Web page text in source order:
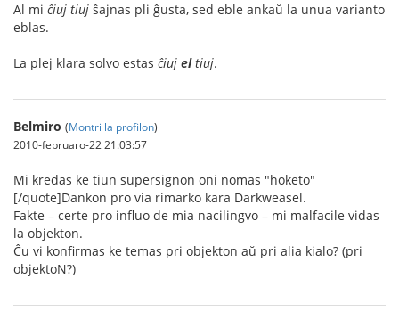
Al mi ĉiuj tiuj ŝajnas pli ĝusta, sed eble ankaŭ la unua varianto
eblas.
La plej klara solvo estas ĉiuj eltiuj.
Belmiro (Montri la profilon)
2010-februaro-22 21:03:57
Mi kredas ke tiun supersignon oni nomas "hoketo"
[/quote]Dankon pro via rimarko kara Darkweasel.
Fakte – certe pro influo de mia nacilingvo – mi malfacile vidas
la objekton.
Ĉu vi konfirmas ke temas pri objekton aŭ pri alia kialo? (pri
objektoN?)